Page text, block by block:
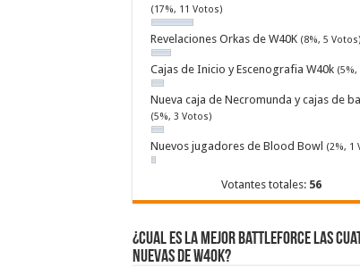
(17%, 11 Votos)
Revelaciones Orkas de W40K (8%, 5 Votos)
Cajas de Inicio y Escenografia W40k (5%,
Nueva caja de Necromunda y cajas de
(5%, 3 Votos)
Nuevos jugadores de Blood Bowl (2%, 1
Votantes totales: 56
¿Cual es la mejor Battleforce las
nuevas de W40k?